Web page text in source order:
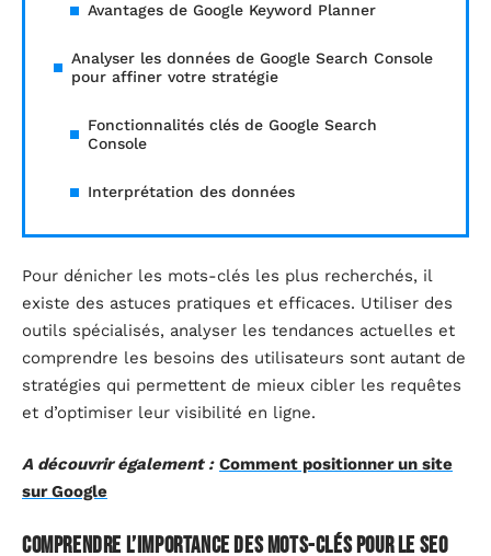
Avantages de Google Keyword Planner
Analyser les données de Google Search Console
pour affiner votre stratégie
Fonctionnalités clés de Google Search
Console
Interprétation des données
Pour dénicher les mots-clés les plus recherchés, il
existe des astuces pratiques et efficaces. Utiliser des
outils spécialisés, analyser les tendances actuelles et
comprendre les besoins des utilisateurs sont autant de
stratégies qui permettent de mieux cibler les requêtes
et d’optimiser leur visibilité en ligne.
A découvrir également : Comment positionner un site
sur Google
Comprendre l’importance des mots-clés pour le SEO